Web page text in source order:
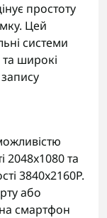
простоту
Цей
системи
широкі
2048x1080 та
3840x2160P.
або
смартфон